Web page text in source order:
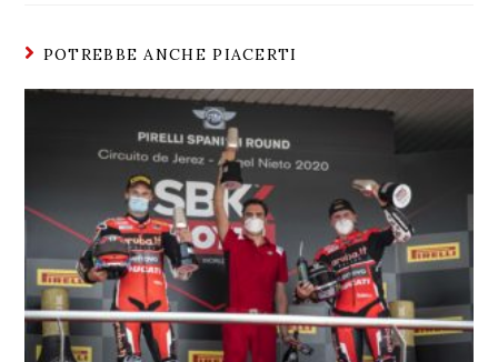
POTREBBE ANCHE PIACERTI